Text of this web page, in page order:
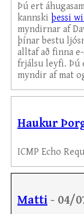
Þú ert
kannski þessi
myndirnar af
þínar bestu
alltaf að finna
frjálsu leyfi. Þú
myndir af mat
Haukur
ICMP Echo
Matti - 04/